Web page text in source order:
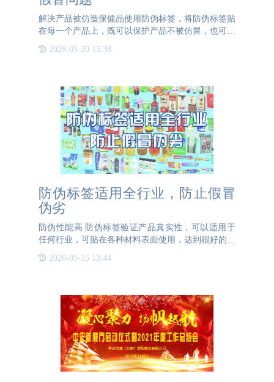
解决产品被仿造保健品使用防伪标签，将防伪标签贴
在每一个产品上，既可以保护产品不被仿冒，也可以
增加消费者对产品和品牌的信任。防伪标签可以有效
的识别产品真伪，可以根据企业需求专属定制，为产
2026-05-20 15:38
防伪标签适用全行业，防止假冒
伪劣
防伪性能高 防伪标签验证产品真实性，可以适用于
任何行业，可贴在各种材料表面使用，达到很好的防
对企业，防止标签被假冒，实现产品对品牌的保护。
2026-05-15 13:44